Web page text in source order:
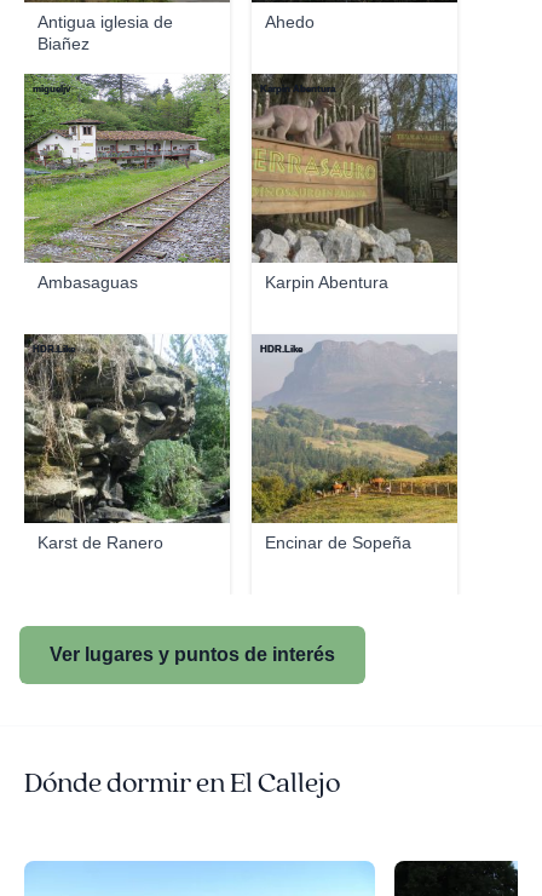
Antigua iglesia de
Biañez
Ahedo
Ambasaguas
migueljv
Karpin Abentura
Karpin Abentura
Karst de Ranero
HDR.Like
Encinar de Sopeña
HDR.Like
Ver lugares y puntos de interés
Dónde dormir en El Callejo